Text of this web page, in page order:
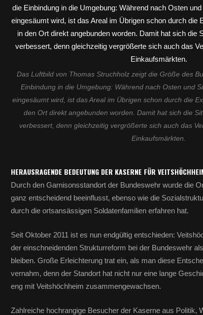
Das Luftbild von Thomas Struchholz zeigt die Größe des
Einbindung in die Umgebung: Während nach Osten und
eingesäumt wird, ist das Areal im Übrigen schon durch die
den Ort direkt angebunden worden. Damit hat sich die
verbessert, denn gleichzeitig vergrößerte sich auch das
Einkaufsmärkten.
HERAUSRAGENDE BEDEUTUNG DER KASERNE FÜR
Durch den Garnisonsstandort der Bundeswehr wurde die
ganz entscheidend beeinflusst, ebenso wie die
durch die ortsansässigen Soldatenfamilien erfahren hat.
Seit Oktober 2011 ist es nun endgültig entschieden:
der einschneidenden Strukturreform bei der Bundeswehr
bleiben. Große Erleichterung trat ein, als man diese
vernahm, denn der Standort hat nicht nur eine lange
eng mit Veitshöchheim zusammengewachsen.
Zahlreiche hochrangige Besucher der Kaserne aus Politik,